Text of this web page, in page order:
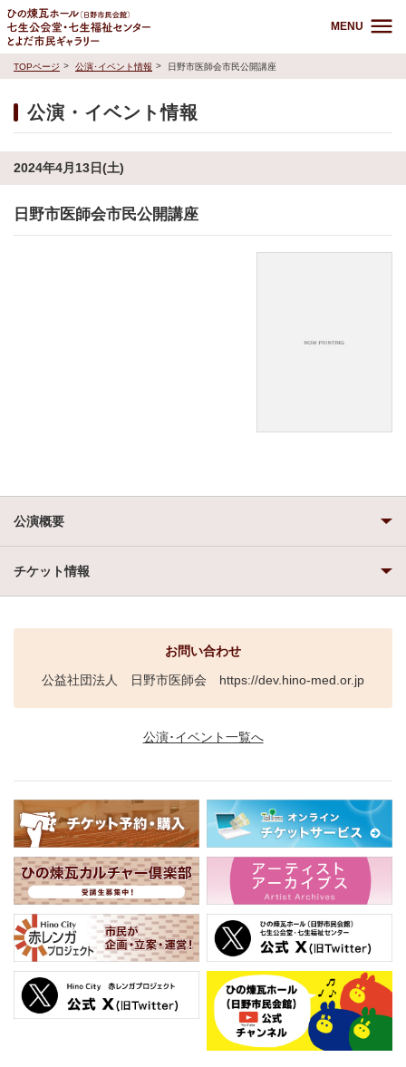
MENU
TOPページ 公演･イベント情報 日野市医師会市民公開講座
公演・イベント情報
2024年4月13日(土)
日野市医師会市民公開講座
公演概要
チケット情報
お問い合わせ
公益社団法人 日野市医師会 https://dev.hino-med.or.jp
公演･イベント一覧へ